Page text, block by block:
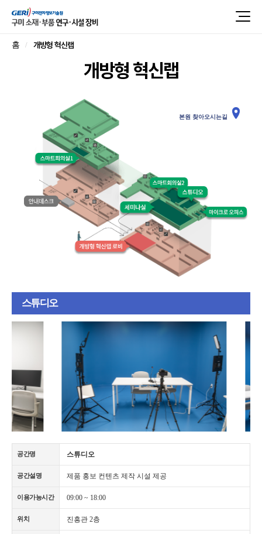
홈 개방형 혁신랩
개방형 혁신랩
본원 찾아오시는길
스튜디오
공간명 스튜디오
공간설명 제품 홍보 컨텐츠 제작 시설 제공
이용가능시간 09:00 ~ 18:00
위치 진흥관 2층